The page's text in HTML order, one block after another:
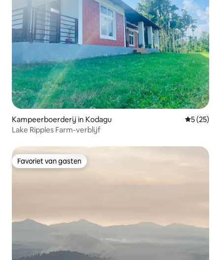
Kampeerboerderij in Kodagu
5 (25)
Lake Ripples Farm-verblijf
Favoriet van gasten
Favoriet van gasten